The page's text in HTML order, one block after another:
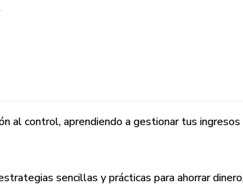
dinero trabaje para ti!
al control, aprendiendo a gestionar tus
sencillas y prácticas para ahorrar